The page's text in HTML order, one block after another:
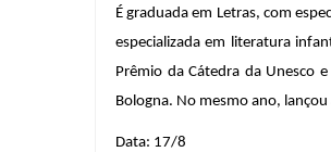
É graduada em Letras, com
especializada em literatura
Prêmio da Cátedra da Unesco
Bologna. No mesmo ano,
Data: 17/8